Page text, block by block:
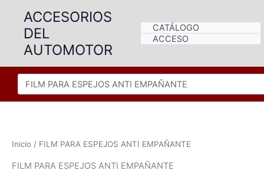
contenido
ACCESORIOS
DEL
AUTOMOTOR
CATÁLOGO
ACCESO
Inicio / FILM PARA ESPEJOS ANTI EMPAÑANTE
FILM PARA ESPEJOS ANTI EMPAÑANTE